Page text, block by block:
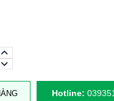
Hotline: